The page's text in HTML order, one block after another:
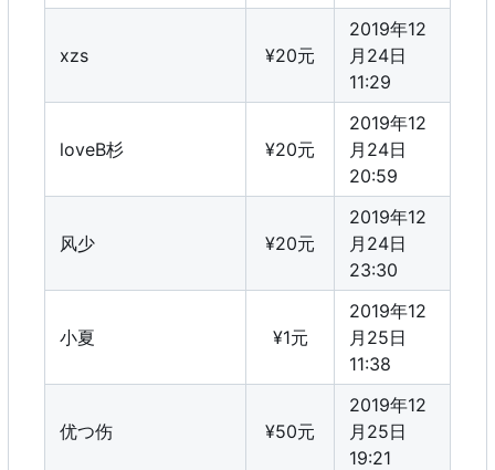
xzs ¥20元
2019年12
月24日
11:29
loveB杉 ¥20元
2019年12
月24日
20:59
风少 ¥20元
2019年12
月24日
23:30
小夏 ¥1元
2019年12
月25日
11:38
优つ伤 ¥50元
2019年12
月25日
19:21